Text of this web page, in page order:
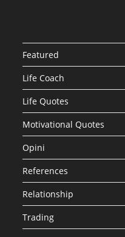
Featured
Life Coach
Life Quotes
Motivational Quotes
Opini
References
Relationship
Trading